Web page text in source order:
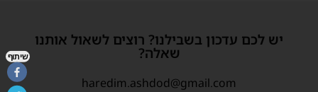
יש לכם עדכון בשבילנו? רוצים לשאול אותנו
שאלה?
haredim.ashdod@gmail.com
שיתוף